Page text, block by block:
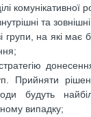
комунікативної
та
групи, на які має
Прийняти
будуть
випадку;